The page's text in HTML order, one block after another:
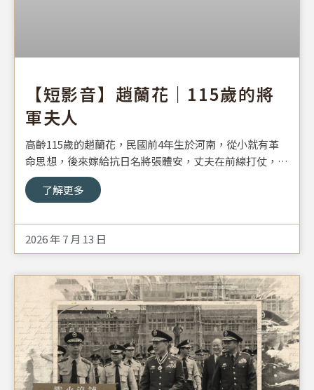
【短影音】趙蘭花｜115歲的將
軍夫人
高齡115歲的趙蘭花，民國前4年生於河南，從小就有革
命思想，後來嫁給抗日名將張體安，丈夫在前線打仗，她
就在後方組織婦女，2025年她以118歲高齡辭世，儘以此
片緬懷這位偉大的將軍夫人。
了解更多
2026 年 7 月 13 日